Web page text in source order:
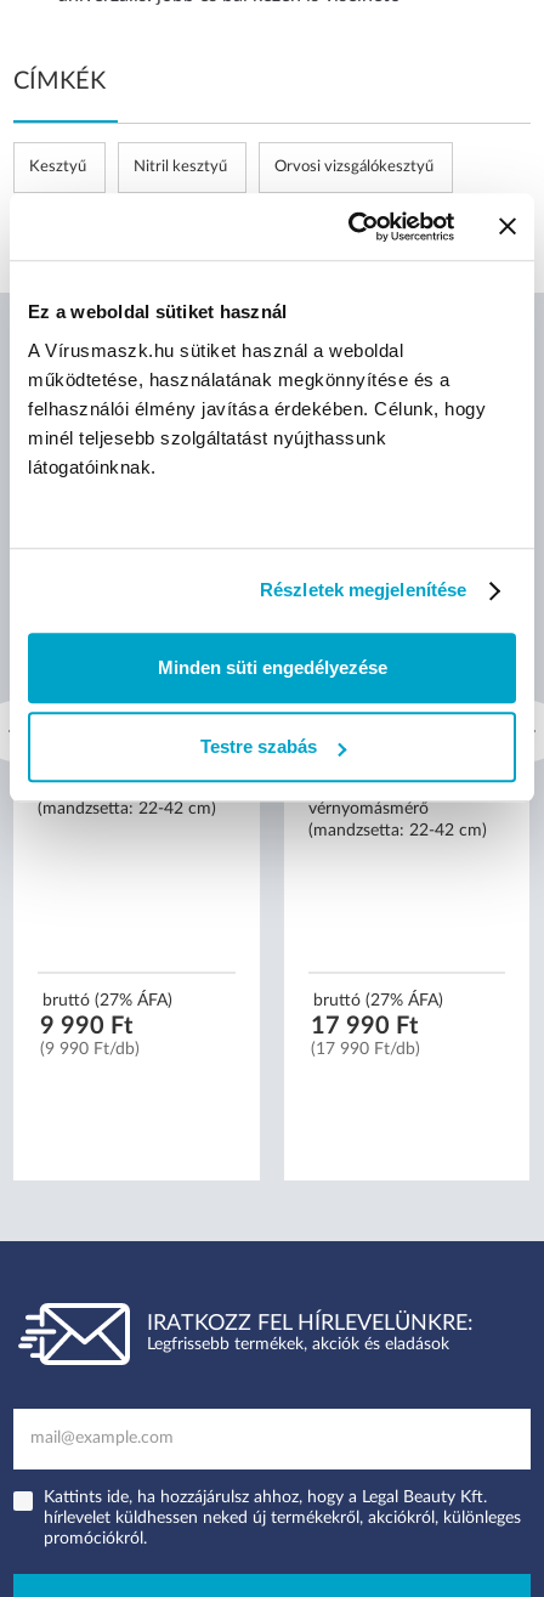
Ez a weboldal sütiket használ
A Vírusmaszk.hu sütiket használ a weboldal
működtetése, használatának megkönnyítése és a
felhasználói élmény javítása érdekében. Célunk, hogy
minél teljesebb szolgáltatást nyújthassunk
látogatóinknak.
Részletek megjelenítése
Minden süti engedélyezése
Testre szabás
CÍMKÉK
Kesztyű Nitril kesztyű Orvosi vizsgálókesztyű
AJÁNLOTT TERMÉKEK
vérnyomásmérő
(mandzsetta: 22-42 cm)
bruttó (27% ÁFA)
9 990 Ft
(9 990 Ft/db)
magyarul beszélő
vérnyomásmérő
(mandzsetta: 22-42 cm)
bruttó (27% ÁFA)
17 990 Ft
(17 990 Ft/db)
IRATKOZZ FEL HÍRLEVELÜNKRE:
Legfrissebb termékek, akciók és eladások
Kattints ide, ha hozzájárulsz ahhoz, hogy a Legal Beauty Kft.
hírlevelet küldhessen neked új termékekről, akciókról, különleges
promóciókról.